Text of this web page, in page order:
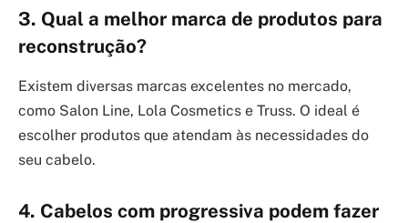
3. Qual a melhor marca de produtos para
reconstrução?
Existem diversas marcas excelentes no mercado,
como Salon Line, Lola Cosmetics e Truss. O ideal é
escolher produtos que atendam às necessidades do
seu cabelo.
4. Cabelos com progressiva podem fazer